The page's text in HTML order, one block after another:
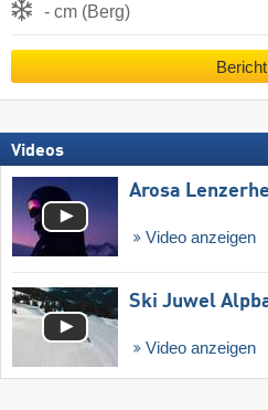
- cm (Berg)
Bericht
Videos
Arosa
Video anzeigen
Ski Juwel
Video anzeigen